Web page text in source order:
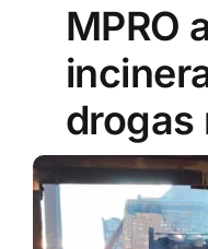
MPRO
drogas